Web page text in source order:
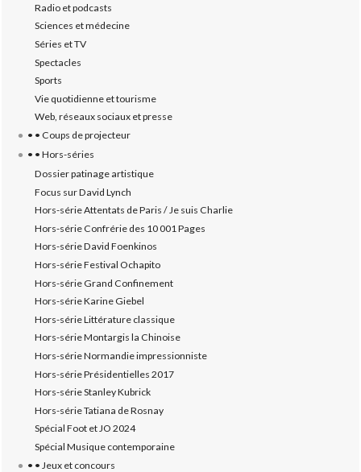
Radio et podcasts
Sciences et médecine
Séries et TV
Spectacles
Sports
Vie quotidienne et tourisme
Web, réseaux sociaux et presse
• • Coups de projecteur
• • Hors-séries
Dossier patinage artistique
Focus sur David Lynch
Hors-série Attentats de Paris / Je suis Charlie
Hors-série Confrérie des 10 001 Pages
Hors-série David Foenkinos
Hors-série Festival Ochapito
Hors-série Grand Confinement
Hors-série Karine Giebel
Hors-série Littérature classique
Hors-série Montargis la Chinoise
Hors-série Normandie impressionniste
Hors-série Présidentielles 2017
Hors-série Stanley Kubrick
Hors-série Tatiana de Rosnay
Spécial Foot et JO 2024
Spécial Musique contemporaine
• • Jeux et concours